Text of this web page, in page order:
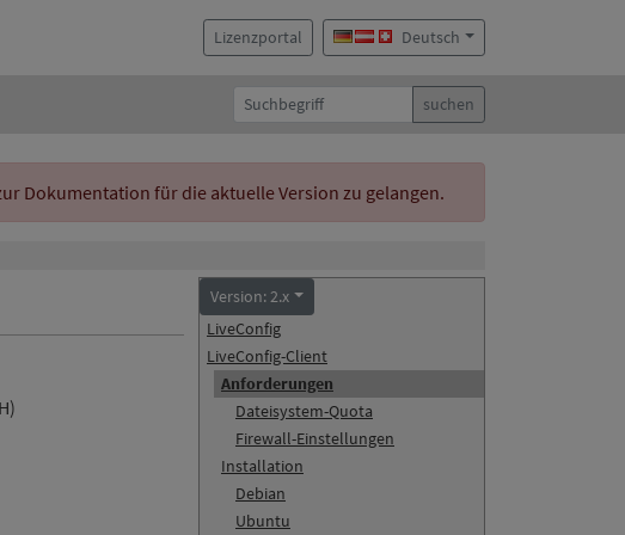
Lizenzportal Deutsch
suchen
Dokumentation für die aktuelle Version zu gelangen.
Version: 2.x
LiveConfig
LiveConfig-Client
Anforderungen
Dateisystem-Quota
Firewall-Einstellungen
Installation
Debian
Ubuntu